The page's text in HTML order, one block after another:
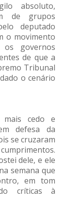
absoluto,
de grupos
deputado
o movimento
os governos
de que a
Tribunal
o cenário
cedo e
defesa da
se cruzaram
dele, e ele
semana que
em tom
críticas à